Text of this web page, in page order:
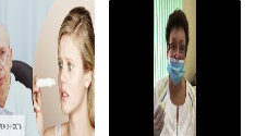
РЕШЕНИЕ.